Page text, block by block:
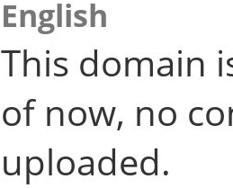
English
This domain
of now, no
uploaded.